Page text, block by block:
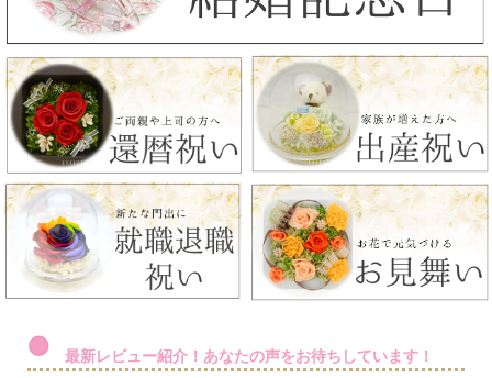
最新レビュー紹介！あなたの声をお待ちしています！